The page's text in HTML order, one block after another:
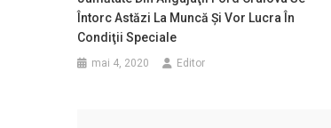
Întorc Astăzi La Muncă Și Vor Lucra În
Condiţii Speciale
mai 4, 2020 Editor